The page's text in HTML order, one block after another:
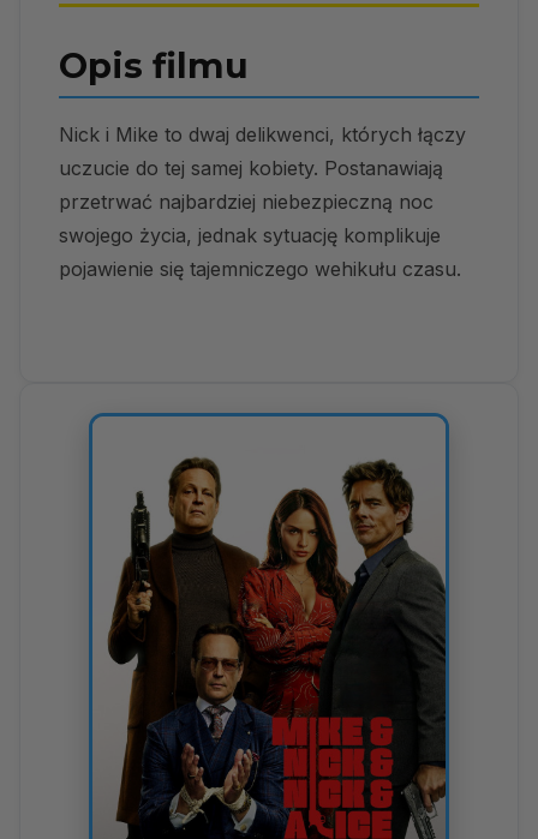
Opis filmu
Nick i Mike to dwaj delikwenci, których łączy
uczucie do tej samej kobiety. Postanawiają
przetrwać najbardziej niebezpieczną noc
swojego życia, jednak sytuację komplikuje
pojawienie się tajemniczego wehikułu czasu.